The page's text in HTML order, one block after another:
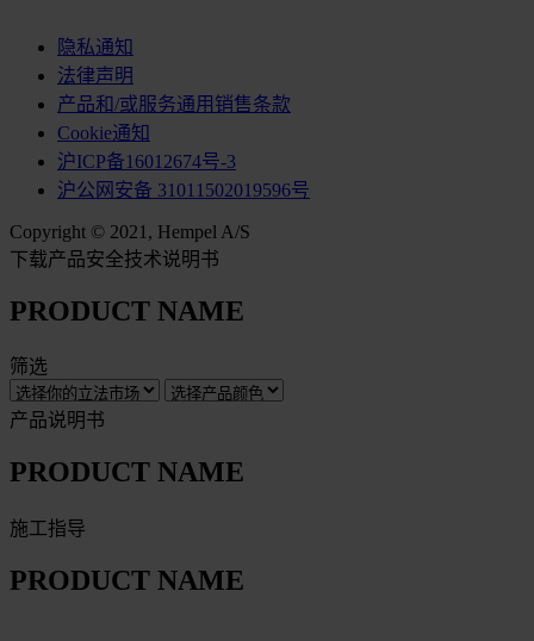
隐私通知
法律声明
产品和/或服务通用销售条款
Cookie通知
沪ICP备16012674号-3
沪公网安备 31011502019596号
Copyright © 2021, Hempel A/S
下载产品安全技术说明书
PRODUCT NAME
筛选
产品说明书
PRODUCT NAME
施工指导
PRODUCT NAME